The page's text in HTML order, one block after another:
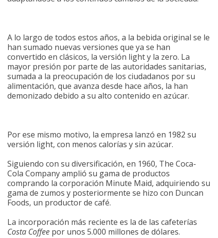
A lo largo de todos estos años, a la bebida original se le
han sumado nuevas versiones que ya se han
convertido en clásicos, la versión light y la zero. La
mayor presión por parte de las autoridades sanitarias,
sumada a la preocupación de los ciudadanos por su
alimentación, que avanza desde hace años, la han
demonizado debido a su alto contenido en azúcar.
Por ese mismo motivo, la empresa lanzó en 1982 su
versión light, con menos calorías y sin azúcar.
Siguiendo con su diversificación, en 1960, The Coca-
Cola Company amplió su gama de productos
comprando la corporación Minute Maid, adquiriendo su
gama de zumos y posteriormente se hizo con Duncan
Foods, un productor de café.
La incorporación más reciente es la de las cafeterías
Costa Coffee por unos 5.000 millones de dólares.